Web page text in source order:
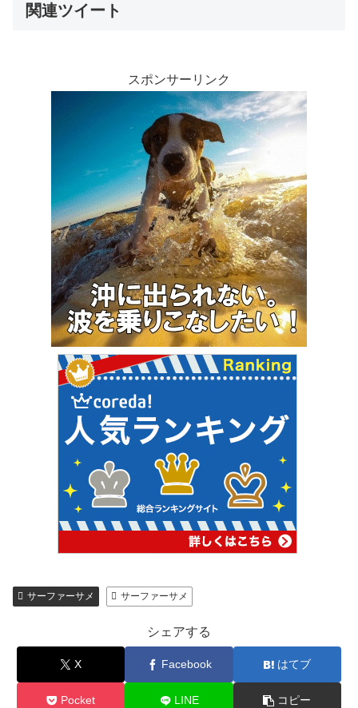
関連ツイート
スポンサーリンク
サーファーサメ サーファーサメ
シェアする
X Facebook はてブ
Pocket LINE コピー